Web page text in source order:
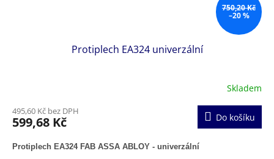
750,20 Kč
–20 %
Protiplech EA324 univerzální
Skladem
495,60 Kč bez DPH
599,68 Kč Do košíku
Protiplech EA324 FAB ASSA ABLOY - univerzální